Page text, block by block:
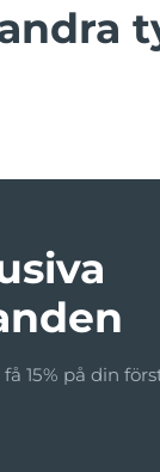
15% på din